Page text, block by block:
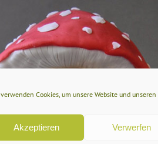
Cookies, um unsere Website und unseren
Akzeptieren Verwerfen